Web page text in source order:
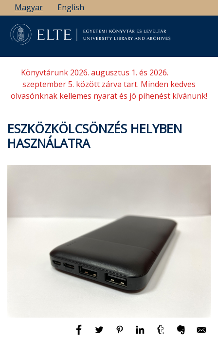
Ugrás
a
tartalomra
Magyar English
Könyvtárunk 2026. augusztus 1. és 2026.
szeptember 5. között zárva tart. Minden kedves
olvasónknak kellemes nyarat és jó pihenést kívánunk!
ESZKÖZKÖLCSÖNZÉS HELYBEN
HASZNÁLATRA